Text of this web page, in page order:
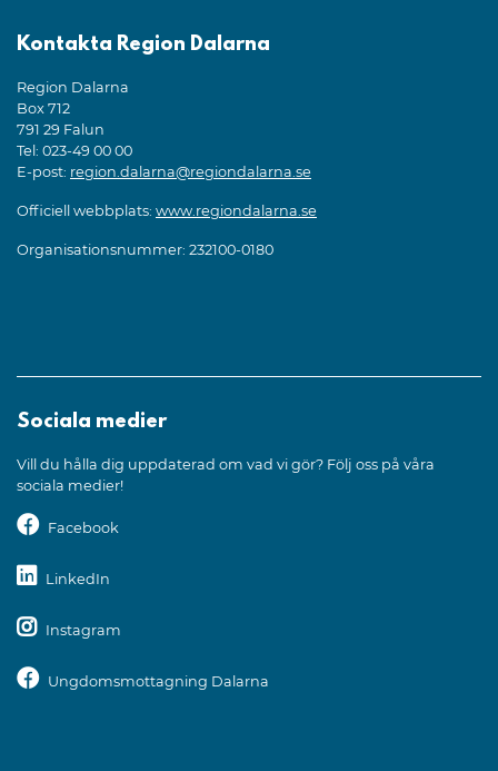
Kontakta Region Dalarna
Region Dalarna
Box 712
791 29 Falun
Tel: 023-49 00 00
E-post: region.dalarna@regiondalarna.se
Officiell webbplats: www.regiondalarna.se
Organisationsnummer: 232100-0180
Sociala medier
Vill du hålla dig uppdaterad om vad vi gör? Följ oss på våra
sociala medier!
Facebook
LinkedIn
Instagram
Ungdomsmottagning Dalarna